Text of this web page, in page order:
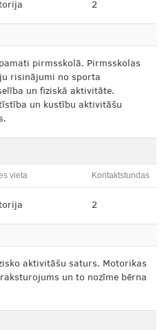
2
pirmsskolā. Pirmsskolas
risinājumi no sporta
un fiziskā aktivitāte.
un kustību aktivitāšu
vieta Kontaktstundas
2
aktivitāšu saturs. Motorikas
un to nozīme bērna